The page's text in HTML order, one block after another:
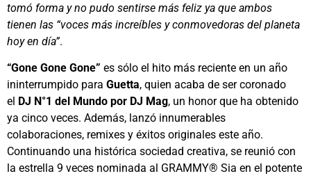
tomó forma y no pudo sentirse más feliz ya que ambos
tienen las “voces más increíbles y conmovedoras del planeta
hoy en día”.
“Gone Gone Gone” es sólo el hito más reciente en un año
ininterrumpido para Guetta, quien acaba de ser coronado
el DJ N°1 del Mundo por DJ Mag, un honor que ha obtenido
ya cinco veces. Además, lanzó innumerables
colaboraciones, remixes y éxitos originales este año.
Continuando una histórica sociedad creativa, se reunió con
la estrella 9 veces nominada al GRAMMY® Sia en el potente